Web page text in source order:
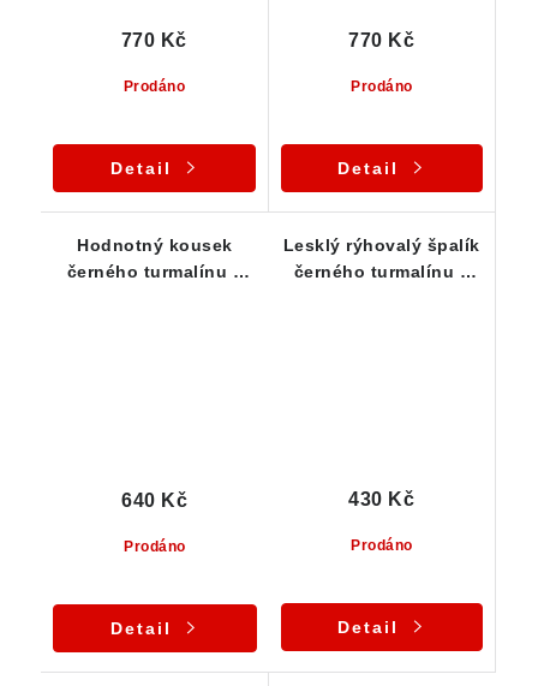
Prodáno
770 Kč
Detail
Prodáno
770 Kč
Detail
Hodnotný kousek
černého turmalínu s
Prodáno
640 Kč
Detail
Lesklý rýhovalý špalík
černého turmalínu s
Prodáno
430 Kč
Detail